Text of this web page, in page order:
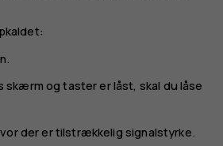
skærm og taster er låst, skal du låse
der er tilstrækkelig signalstyrke.